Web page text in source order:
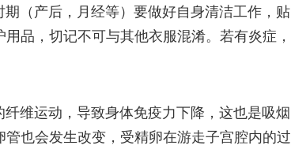
（产后，月经等）要做好自身清洁工作，贴
品，切记不可与其他衣服混淆。若有炎症，
维运动，导致身体免疫力下降，这也是吸烟
也会发生改变，受精卵在游走子宫腔内的过